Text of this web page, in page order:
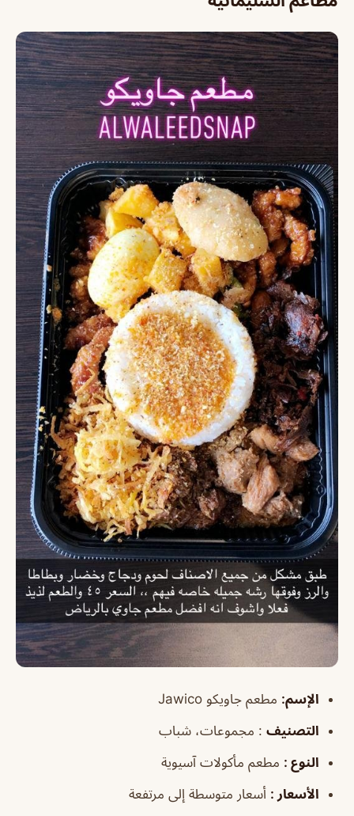
الإسم: مطعم جاويكو Jawico
التصنيف : مجموعات، شباب
النوع : مطعم مأكولات آسيوية
الأسعار : أسعار متوسطة إلى مرتفعة